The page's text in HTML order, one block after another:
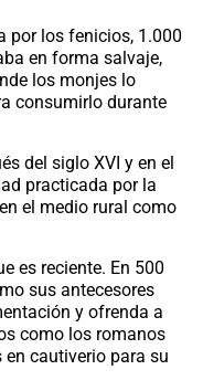
por los fenicios, 1.000
en forma salvaje,
los monjes lo
consumirlo durante
del siglo XVI y en el
practicada por la
el medio rural como
es reciente. En 500
sus antecesores
y ofrenda a
como los romanos
en cautiverio para su